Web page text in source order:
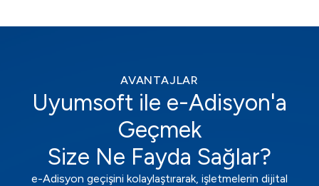
AVANTAJLAR
Uyumsoft ile e-Adisyon'a
Geçmek
Size Ne Fayda Sağlar?
e-Adisyon geçişini kolaylaştırarak, işletmelerin dijital